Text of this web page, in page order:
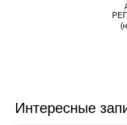
Интересные